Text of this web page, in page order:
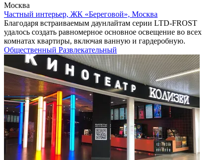
Москва
Частный интерьер, ЖК «Береговой», Москва
Благодаря встраиваемым даунлайтам серии LTD-FROST
удалось создать равномерное основное освещение во всех
комнатах квартиры, включая ванную и гардеробную.
Общественный Развлекательный